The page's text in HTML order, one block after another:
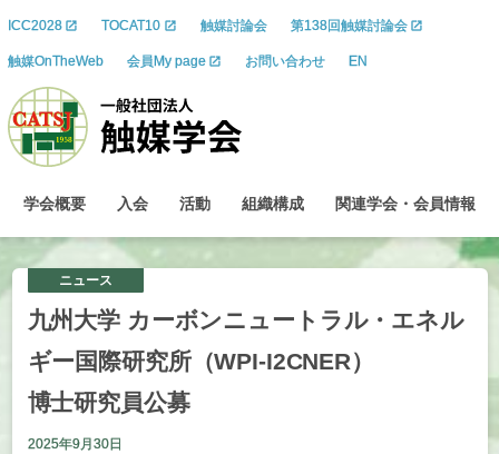
ICC2028 TOCAT10 触媒討論会 第138回触媒討論会
触媒OnTheWeb 会員My page お問い合わせ EN
学会概要 入会 活動 組織構成 関連学会 ・ 会員情報
ニュース
九州大学 カーボンニュートラル・ エネル
ギー 国際研究所（WPI-I2CNER）
博士研究員公募
2025年9月30日